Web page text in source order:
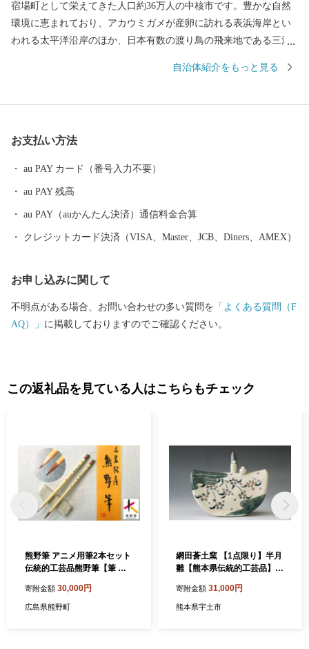
宿場町として栄えてきた人口約36万人の中核市です。豊かな自然
環境に恵まれており、アカウミガメが産卵に訪れる表浜海岸とい
われる太平洋沿岸のほか、日本有数の渡り鳥の飛来地である三河
費地が近いこともあり全国有数の農業産地となっています。三河
「とよはし食文化」の4つのコンテンツを核として、豊橋の魅力を
全国に発信していくシティプロモーションを推進しています。ふ
をご用意しておりますので、この機会に豊橋市へお越しくださ
い！
自治体紹介をもっと見る
お支払い方法
au PAY カード（番号入力不要）
au PAY 残高
au PAY（auかんたん決済）通信料金合算
クレジットカード決済（VISA、Master、JCB、Diners、AMEX）
お申し込みに関して
不明点がある場合、お問い合わせの多い質問を 「よくある質問（F
AQ）」 に掲載しておりますのでご確認ください。
この返礼品を見ている人はこちらもチェック
熊野筆 アニメ用筆2本セット
伝統的工芸品熊野筆【筆 絵
用 熊野筆 伝統工芸 職人技 高
級筆 セット 贈り物 ギフト】
寄附金額 30,000円
広島県熊野町
網田蒼土窯 【1点限り】半月
雛【熊本県伝統的工芸品】 _
寄附金額 31,000円
熊本県宇土市